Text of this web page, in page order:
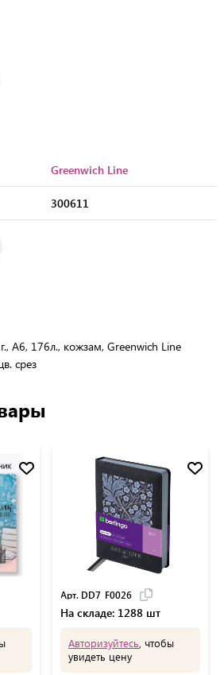
Greenwich Line
300611
A6, 176л., кожзам, Greenwich Line
срез
Арт. DD7_F0026
На складе: 1288 шт
Авторизуйтесь , чтобы
увидеть цену